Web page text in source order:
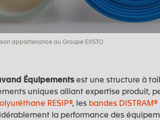
appartenance au Groupe EXSTO
Équipementsest une structure à
uniques alliant expertise produit,
RESIP®, les bandes DISTRAM®
la performance des